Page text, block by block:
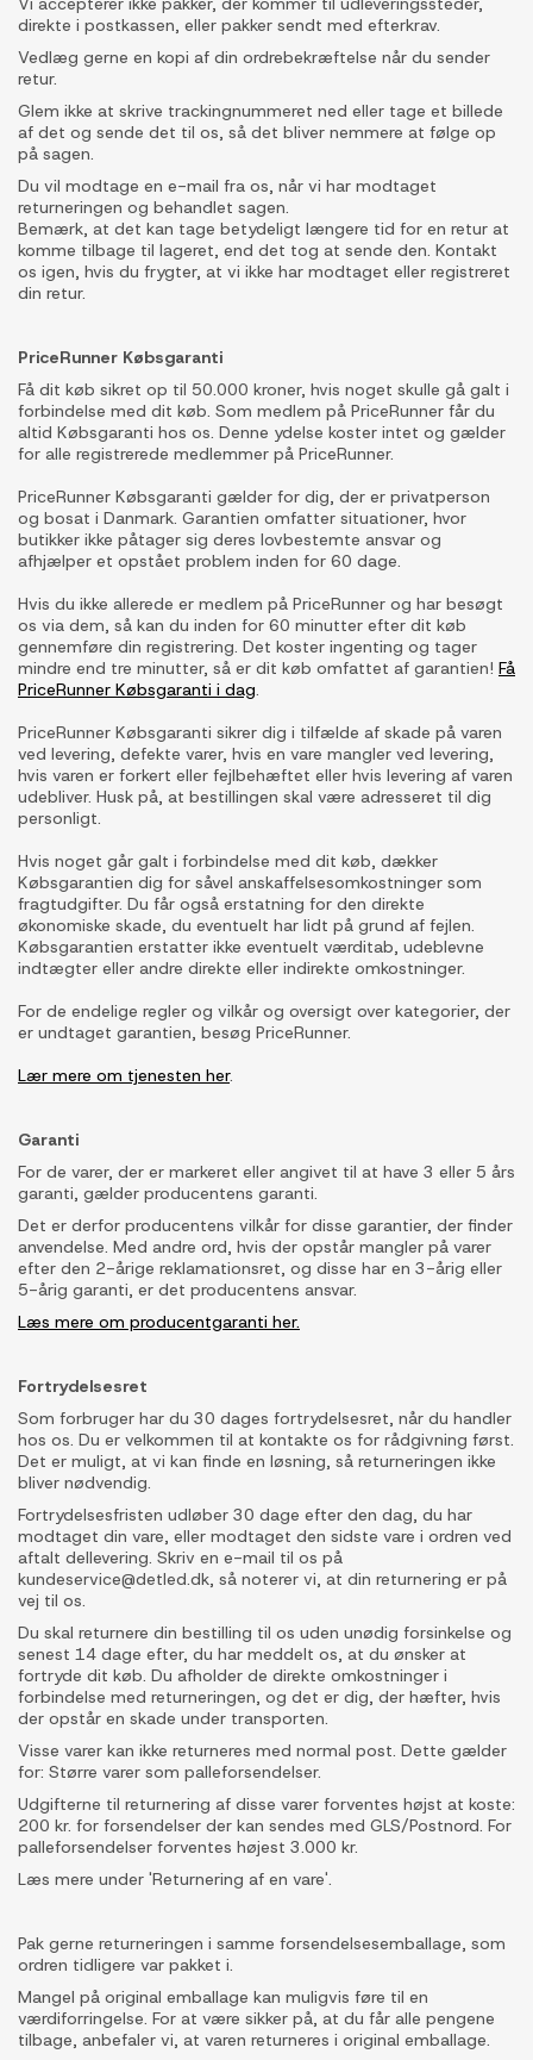
direkte i postkassen, eller pakker sendt med efterkrav.
Vedlæg gerne en kopi af din ordrebekræftelse når du sender
retur.
Glem ikke at skrive trackingnummeret ned eller tage et billede
af det og sende det til os, så det bliver nemmere at følge op
på sagen.
Du vil modtage en e-mail fra os, når vi har modtaget
returneringen og behandlet sagen.
Bemærk, at det kan tage betydeligt længere tid for en retur at
komme tilbage til lageret, end det tog at sende den. Kontakt
os igen, hvis du frygter, at vi ikke har modtaget eller registreret
din retur.
PriceRunner Købsgaranti
Få dit køb sikret op til 50.000 kroner, hvis noget skulle gå galt i
forbindelse med dit køb. Som medlem på PriceRunner får du
altid Købsgaranti hos os. Denne ydelse koster intet og gælder
for alle registrerede medlemmer på PriceRunner.
PriceRunner Købsgaranti gælder for dig, der er privatperson
og bosat i Danmark. Garantien omfatter situationer, hvor
butikker ikke påtager sig deres lovbestemte ansvar og
afhjælper et opstået problem inden for 60 dage.
Hvis du ikke allerede er medlem på PriceRunner og har besøgt
os via dem, så kan du inden for 60 minutter efter dit køb
gennemføre din registrering. Det koster ingenting og tager
mindre end tre minutter, så er dit køb omfattet af garantien! Få
PriceRunner Købsgaranti i dag.
PriceRunner Købsgaranti sikrer dig i tilfælde af skade på varen
ved levering, defekte varer, hvis en vare mangler ved levering,
hvis varen er forkert eller fejlbehæftet eller hvis levering af varen
udebliver. Husk på, at bestillingen skal være adresseret til dig
personligt.
Hvis noget går galt i forbindelse med dit køb, dækker
Købsgarantien dig for såvel anskaffelsesomkostninger som
fragtudgifter. Du får også erstatning for den direkte
økonomiske skade, du eventuelt har lidt på grund af fejlen.
Købsgarantien erstatter ikke eventuelt værditab, udeblevne
indtægter eller andre direkte eller indirekte omkostninger.
For de endelige regler og vilkår og oversigt over kategorier, der
er undtaget garantien, besøg PriceRunner.
Lær mere om tjenesten her.
Garanti
For de varer, der er markeret eller angivet til at have 3 eller 5 års
garanti, gælder producentens garanti.
Det er derfor producentens vilkår for disse garantier, der finder
anvendelse. Med andre ord, hvis der opstår mangler på varer
efter den 2-årige reklamationsret, og disse har en 3-årig eller
5-årig garanti, er det producentens ansvar.
Læs mere om producentgaranti her.
Fortrydelsesret
Som forbruger har du 30 dages fortrydelsesret, når du handler
hos os. Du er velkommen til at kontakte os for rådgivning først.
Det er muligt, at vi kan finde en løsning, så returneringen ikke
bliver nødvendig.
Fortrydelsesfristen udløber 30 dage efter den dag, du har
modtaget din vare, eller modtaget den sidste vare i ordren ved
aftalt dellevering. Skriv en e-mail til os på
kundeservice@detled.dk, så noterer vi, at din returnering er på
vej til os.
Du skal returnere din bestilling til os uden unødig forsinkelse og
senest 14 dage efter, du har meddelt os, at du ønsker at
fortryde dit køb. Du afholder de direkte omkostninger i
forbindelse med returneringen, og det er dig, der hæfter, hvis
der opstår en skade under transporten.
Visse varer kan ikke returneres med normal post. Dette gælder
for: Større varer som palleforsendelser.
Udgifterne til returnering af disse varer forventes højst at koste:
200 kr. for forsendelser der kan sendes med GLS/Postnord. For
palleforsendelser forventes højest 3.000 kr.
Læs mere under 'Returnering af en vare'.
Pak gerne returneringen i samme forsendelsesemballage, som
ordren tidligere var pakket i.
Mangel på original emballage kan muligvis føre til en
værdiforringelse. For at være sikker på, at du får alle pengene
tilbage, anbefaler vi, at varen returneres i original emballage.